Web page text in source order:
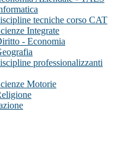
tecniche corso CAT
Integrate
- Economia
professionalizzanti
Motorie